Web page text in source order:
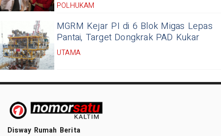
POLHUKAM
MGRM Kejar PI di 6 Blok Migas Lepas
Pantai, Target Dongkrak PAD Kukar
UTAMA
Disway Rumah Berita